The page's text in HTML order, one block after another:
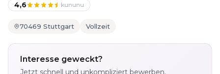
4,6 kununu
70469 Stuttgart Vollzeit
Interesse geweckt?
Jetzt schnell und unkompliziert bewerben.